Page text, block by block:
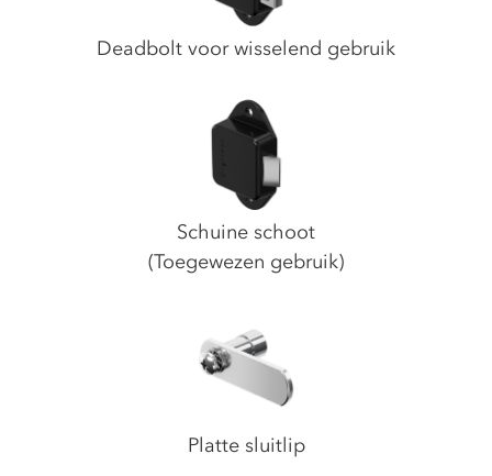
Deadbolt voor wisselend gebruik
Schuine schoot
(Toegewezen gebruik)
Platte sluitlip